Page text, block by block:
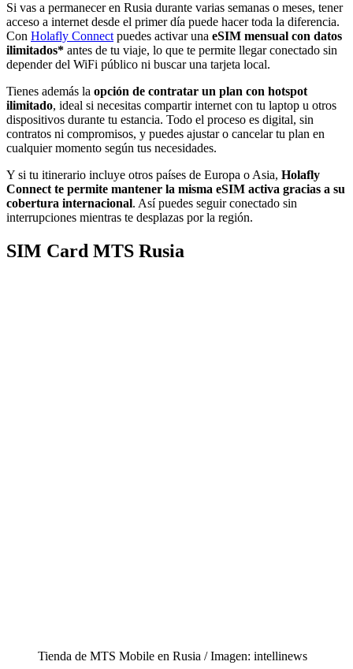
Si vas a permanecer en Rusia durante varias semanas o meses, tener
acceso a internet desde el primer día puede hacer toda la diferencia.
Con Holafly Connect puedes activar una eSIM mensual con datos
ilimitados* antes de tu viaje, lo que te permite llegar conectado sin
depender del WiFi público ni buscar una tarjeta local.
Tienes además la opción de contratar un plan con hotspot
ilimitado, ideal si necesitas compartir internet con tu laptop u otros
dispositivos durante tu estancia. Todo el proceso es digital, sin
contratos ni compromisos, y puedes ajustar o cancelar tu plan en
cualquier momento según tus necesidades.
Y si tu itinerario incluye otros países de Europa o Asia, Holafly
Connect te permite mantener la misma eSIM activa gracias a su
cobertura internacional. Así puedes seguir conectado sin
interrupciones mientras te desplazas por la región.
SIM Card MTS Rusia
Tienda de MTS Mobile en Rusia / Imagen: intellinews